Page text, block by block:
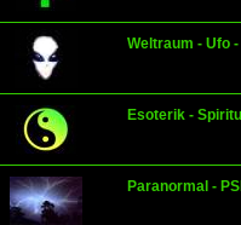
Weltraum - Ufo
Esoterik -
Paranormal -